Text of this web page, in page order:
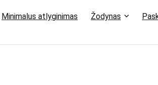
Minimalus atlyginimas Žodynas